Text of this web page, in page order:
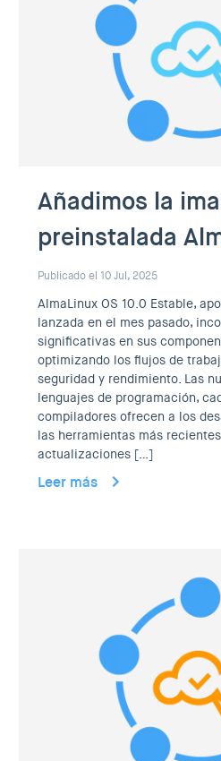
Añadimos la
preinstalada
Publicado el 10 Jul, 2025
AlmaLinux OS 10.0 Estable,
lanzada en el mes pasado,
significativas en sus
optimizando los flujos de
seguridad y rendimiento. Las
lenguajes de programación,
compiladores ofrecen a los
las herramientas más
actualizaciones […]
Leer más